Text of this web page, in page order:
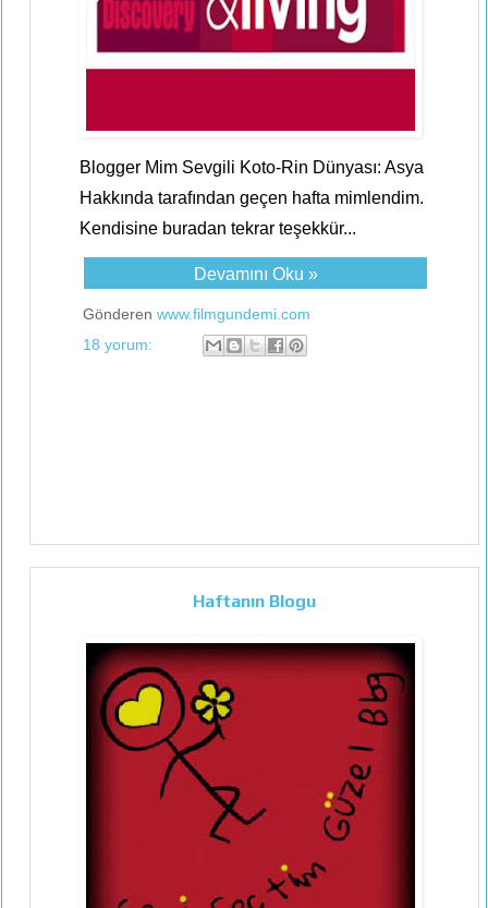
Blogger Mim Sevgili Koto-Rin Dünyası: Asya
Hakkında tarafından geçen hafta mimlendim.
Kendisine buradan tekrar teşekkür...
Devamını Oku »
Gönderen www.filmgundemi.com
18 yorum:
Haftanın Blogu